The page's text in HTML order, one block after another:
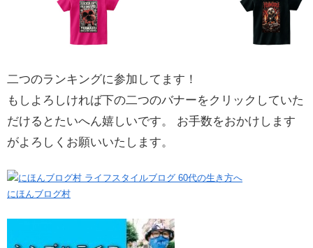
二つのランキングに参加してます！
もしよろしければ下の二つのバナーをクリックしていた
だけるとたいへん嬉しいです。 お手数をおかけします
がよろしくお願いいたします。
にほんブログ村